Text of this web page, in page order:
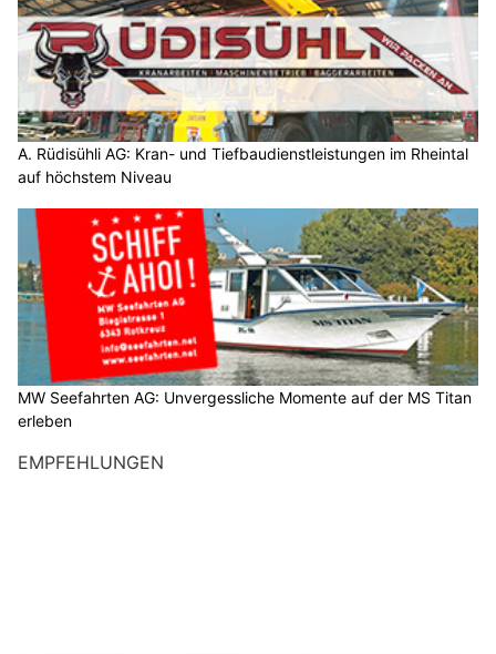
A. Rüdisühli AG: Kran- und Tiefbaudienstleistungen im Rheintal
auf höchstem Niveau
MW Seefahrten AG: Unvergessliche Momente auf der MS Titan
erleben
EMPFEHLUNGEN